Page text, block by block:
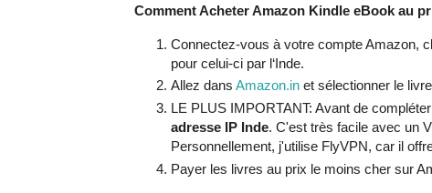
Comment Acheter Amazon Kindle eBook au
Connectez-vous à votre compte Amazon,
pour celui-ci par l‘Inde.
Allez dans Amazon.in et sélectionner le
LE PLUS IMPORTANT: Avant de
adresse IP Inde. C'est très facile avec un
Personnellement, j'utilise FlyVPN, car il
Payer les livres au prix le moins cher sur